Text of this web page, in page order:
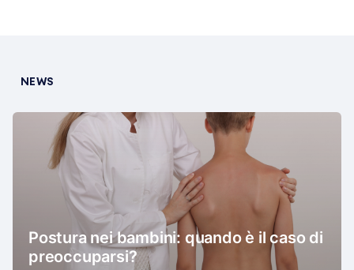
NEWS
Postura nei bambini: quando è il caso di
preoccuparsi?